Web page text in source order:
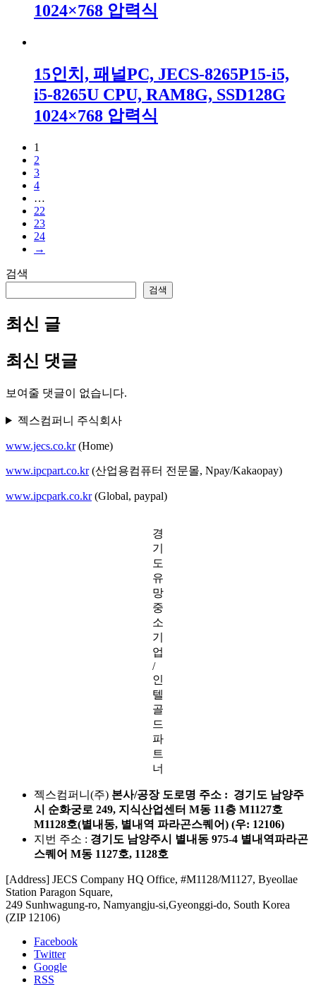
1024×768 압력식
15인치, 패널PC, JECS-8265P15-i5,
i5-8265U CPU, RAM8G, SSD128G
1024×768 압력식
1
2
3
4
…
22
23
24
→
검색
검색
최신 글
최신 댓글
보여줄 댓글이 없습니다.
젝스컴퍼니 주식회사
www.jecs.co.kr(Home)
www.ipcpart.co.kr(산업용컴퓨터 전문몰, Npay/Kakaopay)
www.ipcpark.co.kr(Global, paypal)
경
기
도
유
망
중
소
기
업
/
인
텔
골
드
파
트
너
젝스컴퍼니(주) 본사/공장 도로명 주소 : 경기도 남양주
시 순화궁로 249, 지식산업센터 M동 11층 M1127호
M1128호(별내동, 별내역 파라곤스퀘어) (우: 12106)
지번 주소 : 경기도 남양주시 별내동 975-4 별내역파라곤
스퀘어 M동 1127호, 1128호
[Address] JECS Company HQ Office, #M1128/M1127, Byeollae
Station Paragon Square,
249 Sunhwagung-ro, Namyangju-si,Gyeonggi-do, South Korea
(ZIP 12106)
Facebook
Twitter
Google
RSS